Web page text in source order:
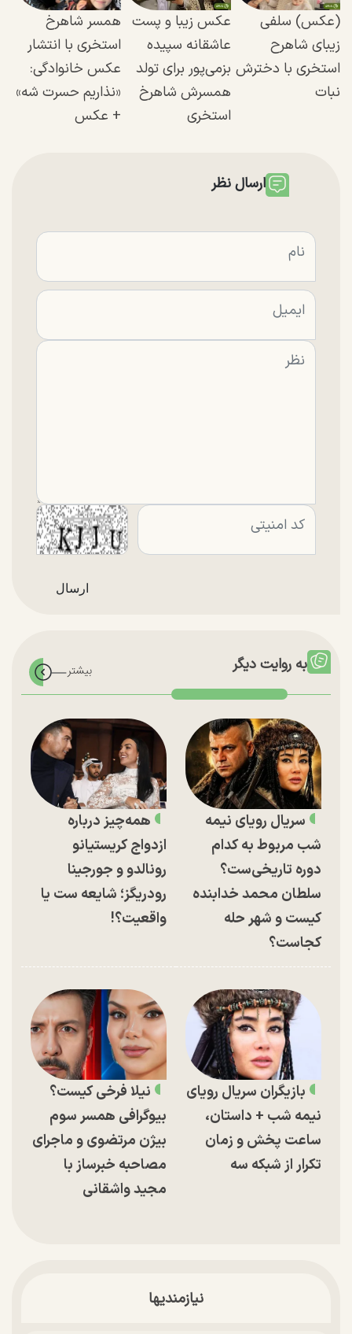
(عکس) سلفی
زیبای شاهرح
استخری با دخترش
نبات
عکس زیبا و پست
عاشقانه سپیده
بزمی‌پور برای تولد
همسرش شاهرخ
استخری
همسر شاهرخ
استخری با انتشار
عکس خانوادگی:
«نذاریم حسرت شه»
+ عکس
ارسال نظر
به روایت دیگر
سریال رویای نیمه
شب مربوط به کدام
دوره تاریخی‌ست؟
سلطان محمد خدابنده
کیست و شهر حله
کجاست؟
همه‌چیز درباره
ازدواج کریستیانو
رونالدو و جورجینا
رودریگز؛ شایعه ست یا
واقعیت؟!
بازیگران سریال رویای
نیمه شب + داستان،
ساعت پخش و زمان
تکرار از شبکه سه
نیلا فرخی کیست؟
بیوگرافی همسر سوم
بیژن مرتضوی و ماجرای
مصاحبه خبرساز با
مجید واشقانی
نیازمندیها